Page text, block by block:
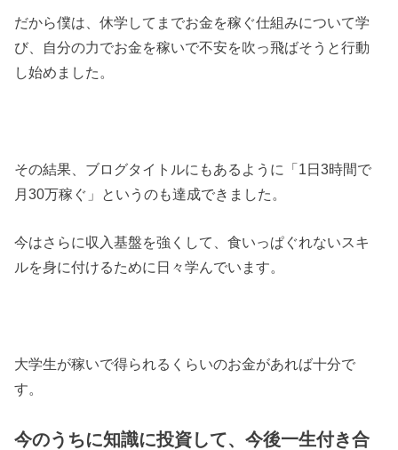
だから僕は、休学してまでお金を稼ぐ仕組みについて学
び、自分の力でお金を稼いで不安を吹っ飛ばそうと行動
し始めました。
その結果、ブログタイトルにもあるように「1日3時間で
月30万稼ぐ」というのも達成できました。
今はさらに収入基盤を強くして、食いっぱぐれないスキ
ルを身に付けるために日々学んでいます。
大学生が稼いで得られるくらいのお金があれば十分で
す。
今のうちに知識に投資して、今後一生付き合